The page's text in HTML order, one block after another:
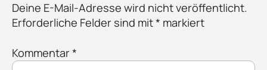
Deine E-Mail-Adresse wird nicht veröffentlicht.
Erforderliche Felder sind mit* markiert
Kommentar *